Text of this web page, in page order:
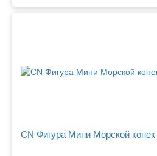
CN Фигура Мини Морской конек